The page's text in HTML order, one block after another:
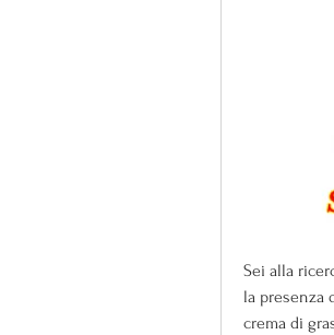
Sei alla
la presenza
crema di